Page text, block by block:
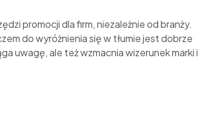
promocji dla firm, niezależnie od branży.
do wyróżnienia się w tłumie jest dobrze
uwagę, ale też wzmacnia wizerunek marki i